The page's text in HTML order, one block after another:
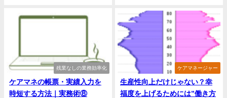
残業なしの業務効率化
ケアマネの帳票・実績入力を
時短する方法｜実務術⑧
ケアマネージャー
生産性向上だけじゃない？幸
福度を上げるためには”働き方